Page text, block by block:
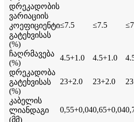
დრეკადობის
ვარიაციის
კოეფიციენტი
გატეხვისას
(%)
≤7.5 ≤7.5
ჩაღრმავება
(%)
4.5+1.0 4.5+1.0
დრეკადობა
გატეხვისას
(%)
23+2.0 23+2.0
კაბელის
ლიანდაგი
(მმ)
0,55+0,040,65+0,04